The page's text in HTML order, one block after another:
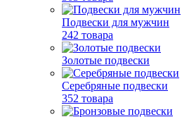
Подвески для мужчин
242 товара
Золотые подвески
Серебряные подвески
352 товара